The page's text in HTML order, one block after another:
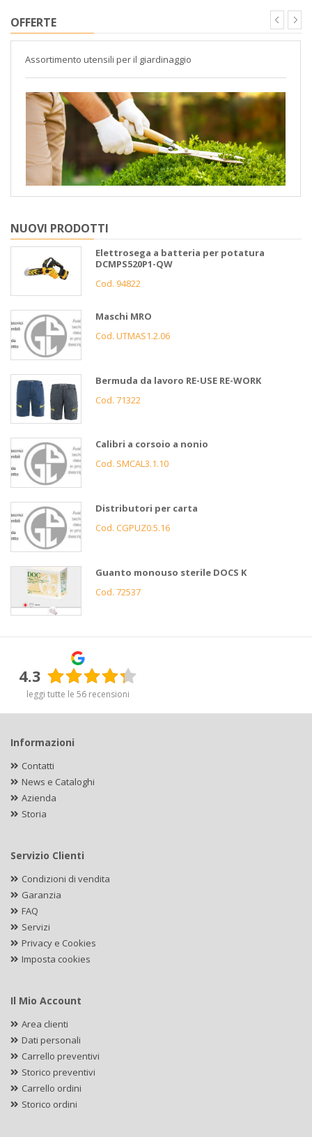
OFFERTE
Assortimento utensili per il giardinaggio
NUOVI PRODOTTI
Elettrosega a batteria per potatura
DCMPS520P1-QW
Cod. 94822
Maschi MRO
Cod. UTMAS1.2.06
Bermuda da lavoro RE-USE RE-WORK
Cod. 71322
Calibri a corsoio a nonio
Cod. SMCAL3.1.10
Distributori per carta
Cod. CGPUZ0.5.16
Guanto monouso sterile DOCS K
Cod. 72537
4.3
leggi tutte le 56 recensioni
Informazioni
Contatti
News e Cataloghi
Azienda
Storia
Servizio Clienti
Condizioni di vendita
Garanzia
FAQ
Servizi
Privacy e Cookies
Imposta cookies
Il Mio Account
Area clienti
Dati personali
Carrello preventivi
Storico preventivi
Carrello ordini
Storico ordini